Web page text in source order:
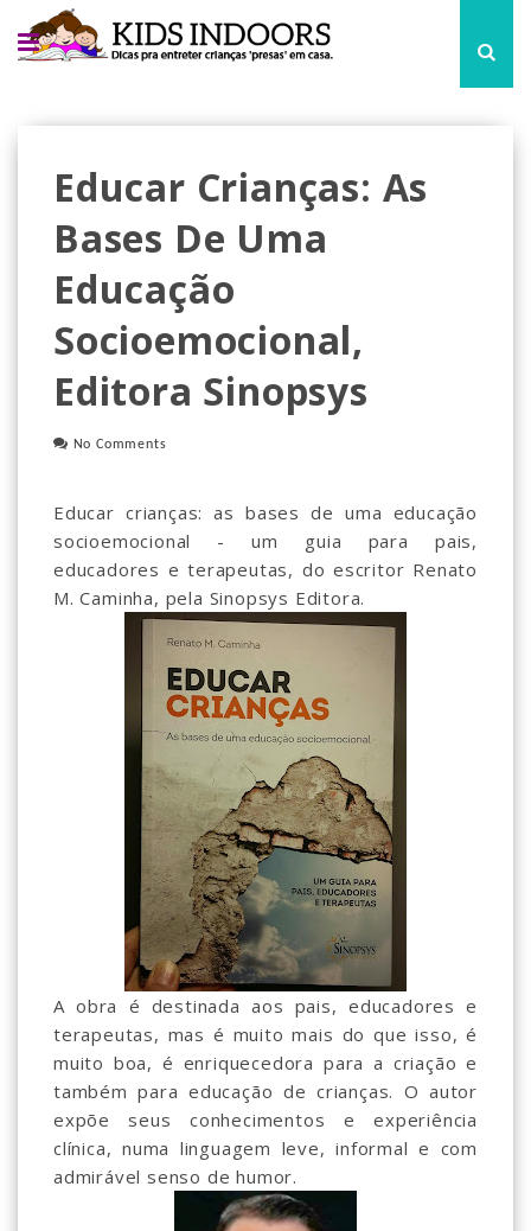
Educar Crianças: As
Bases De Uma
Educação
Socioemocional,
Editora Sinopsys
No Comments
Educar crianças: as bases de uma educação
socioemocional - um guia para pais,
educadores e terapeutas, do escritor Renato
M. Caminha, pela Sinopsys Editora.
A obra é destinada aos pais, educadores e
terapeutas, mas é muito mais do que isso, é
muito boa, é enriquecedora para a criação e
também para educação de crianças. O autor
expõe seus conhecimentos e experiência
clínica, numa linguagem leve, informal e com
admirável senso de humor.